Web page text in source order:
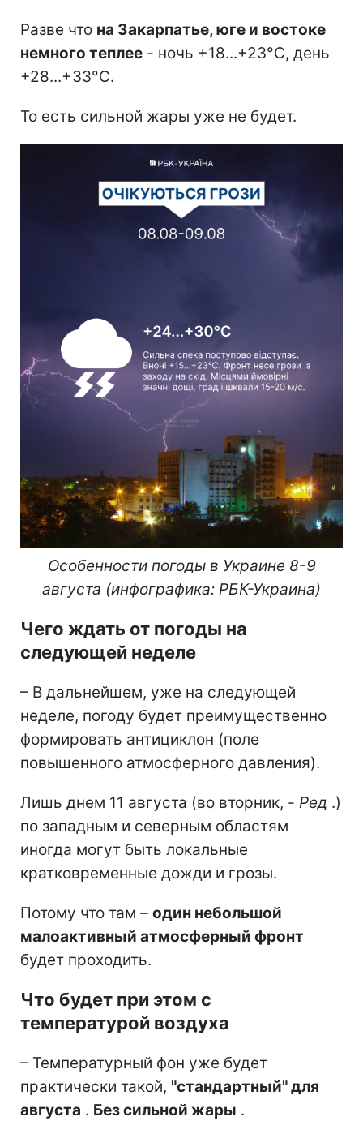
Разве что на Закарпатье, юге и востоке
немного теплее - ночь +18...+23°C, день
+28...+33°C.
То есть сильной жары уже не будет.
Особенности погоды в Украине 8-9
августа (инфографика: РБК-Украина)
Чего ждать от погоды на
следующей неделе
– В дальнейшем, уже на следующей
неделе, погоду будет преимущественно
формировать антициклон (поле
повышенного атмосферного давления).
Лишь днем 11 августа (во вторник, - Ред .)
по западным и северным областям
иногда могут быть локальные
кратковременные дожди и грозы.
Потому что там – один небольшой
малоактивный атмосферный фронт
будет проходить.
Что будет при этом с
температурой воздуха
– Температурный фон уже будет
практически такой, "стандартный" для
августа . Без сильной жары .